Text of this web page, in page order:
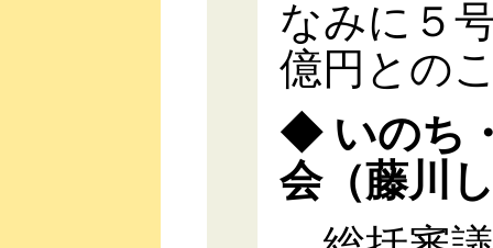
なみに５
億円との
◆ いのち
会（藤川